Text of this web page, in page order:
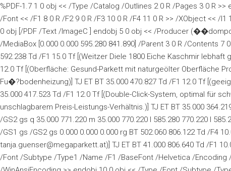
%PDF-1.7 1 0 obj << /Type /Catalog /Outlines 2 0 R /Pages 3 0 R
/Font << /F1 8 0 R /F2 9 0 R /F3 10 0 R /F4 11 0 R >> /XObject << /
0 obj [/PDF /Text /ImageC ] endobj 5 0 obj << /Producer
/MediaBox [0.000 0.000 595.280 841.890] /Parent 3 0 R /Contents 7
592.238 Td /F1 15.0 Tf [(Weitzer Diele 1800 Eiche Kaschmir lebhaft
12.0 Tf [(Oberfläche: Gesund-Parkett mit naturgeölter Oberfläche
Fu�?bodenheizung)] TJ ET BT 35.000 470.827 Td /F1 12.0 Tf
35.000 417.523 Td /F1 12.0 Tf [(Double-Click-System, optimal für
unschlagbarem Preis-Leistungs-Verhältnis.)] TJ ET BT 35.000
/GS2 gs q 35.000 771.220 m 35.000 770.220 l 585.280 770.220 l
/GS1 gs /GS2 gs 0.000 0.000 0.000 rg BT 502.060 806.122 Td /F4
tanja.guenser@megaparkett.at)] TJ ET BT 41.000 806.640 Td /F1
/Font /Subtype /Type1 /Name /F1 /BaseFont /Helvetica /Encoding